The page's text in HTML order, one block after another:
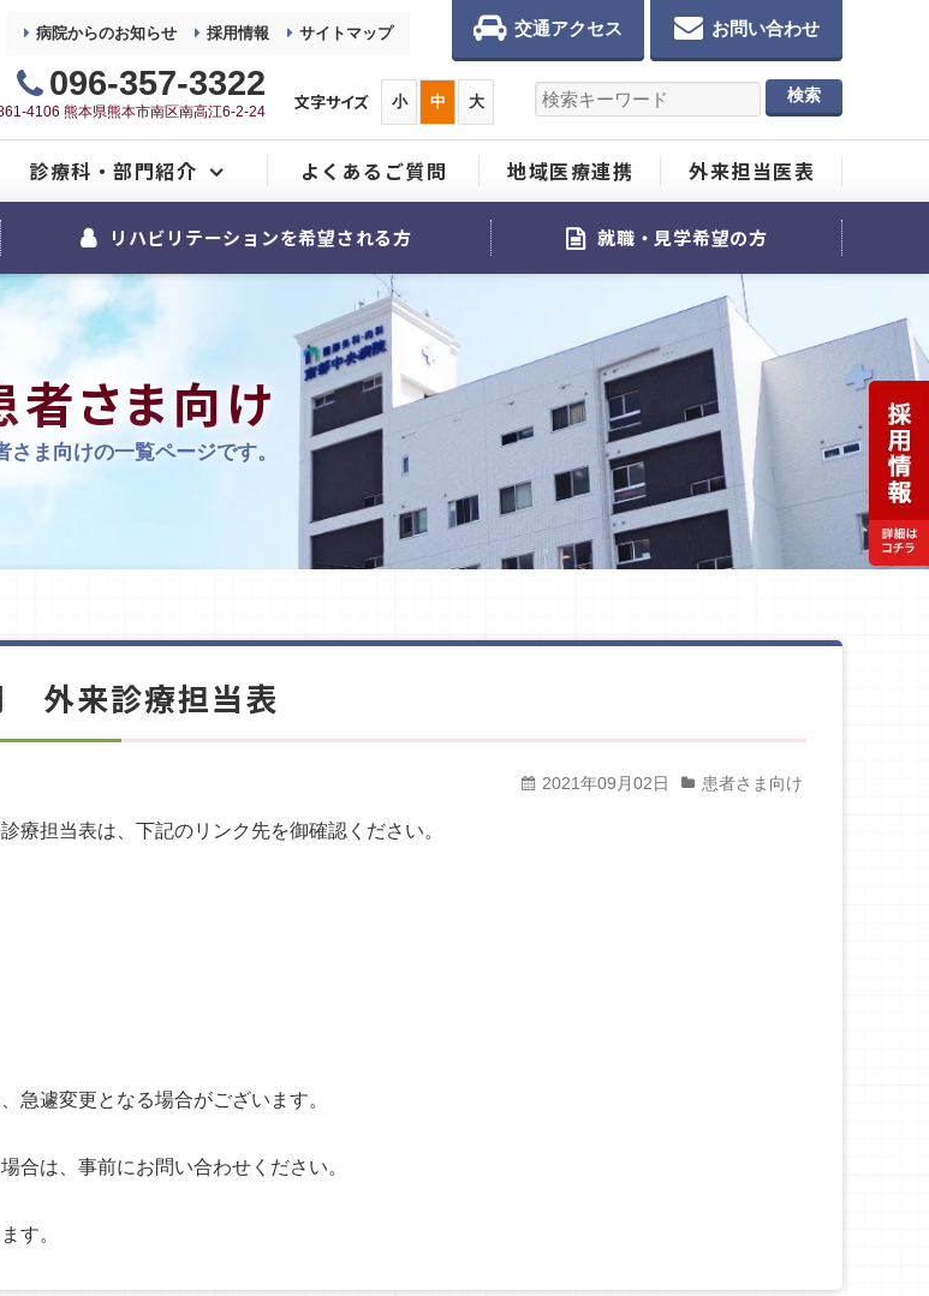
病院からのお知らせ 採用情報 サイトマップ 交通アクセス お問い合わせ
096-357-3322
4106 熊本県熊本市南区南高江6-2-24 文字サイズ 小 中 大
診療科・部門紹介
整形外科
内科
麻酔科
リハビリテーション室
看護部
よくあるご質問 地域医療連携 外来担当医表
リハビリテーションを希望される方 就職・見学希望の方
者さま向け
さま向けの一覧ページです。
外来診療担当表
2021年09月02日 患者さま向け
療担当表は、下記のリンク先を御確認ください。
急遽変更となる場合がございます。
合は、事前にお問い合わせください。
す。